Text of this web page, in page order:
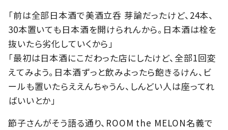
「前は全部日本酒で美酒立呑 芽論だったけど、24本、
30本置いても日本酒を開けられんから。日本酒は栓を
抜いたら劣化していくから」
「最初は日本酒にこだわった店にしたけど、全部1回変
えてみよう。日本酒ずっと飲みよったら飽きるけん、ビ
ールも置いたらええんちゃうん、しんどい人は座ってれ
ばいいとか」
節子さんがそう語る通り、ROOM the MELON名義で